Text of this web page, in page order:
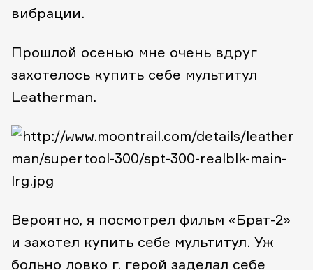
вибрации.
Прошлой осенью мне очень вдруг
захотелось купить себе мультитул
Leatherman.
Вероятно, я посмотрел фильм «Брат-2»
и захотел купить себе мультитул. Уж
больно ловко г. герой заделал себе